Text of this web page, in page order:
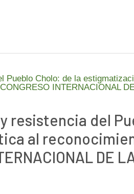
resistencia del
al
DE